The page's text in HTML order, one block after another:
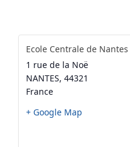
Ecole Centrale de
1 rue de la Noë
NANTES, 44321
France
+ Google Map